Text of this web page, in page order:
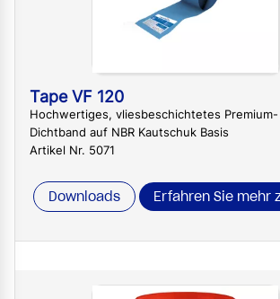
Tape VF 120
Hochwertiges, vliesbeschichtetes Premium-
Dichtband auf NBR Kautschuk Basis
Artikel Nr. 5071
Downloads Erfahren Sie mehr